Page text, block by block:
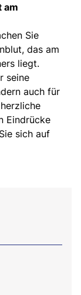
am
Sie
das am
liegt.
seine
auch für
Eindrücke
sich auf